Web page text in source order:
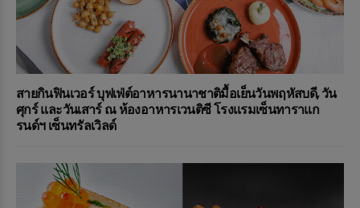
สายกินฟินเวอร์ บุฟเฟ่ต์อาหารนานาชาติมื้อเย็นวันพฤหัสบดี, วัน
ศุกร์ และวันเสาร์ ณ ห้องอาหารเวนติซี โรงแรมเซ็นทาราแก
รนด์ฯ เซ็นทรัลเวิลด์